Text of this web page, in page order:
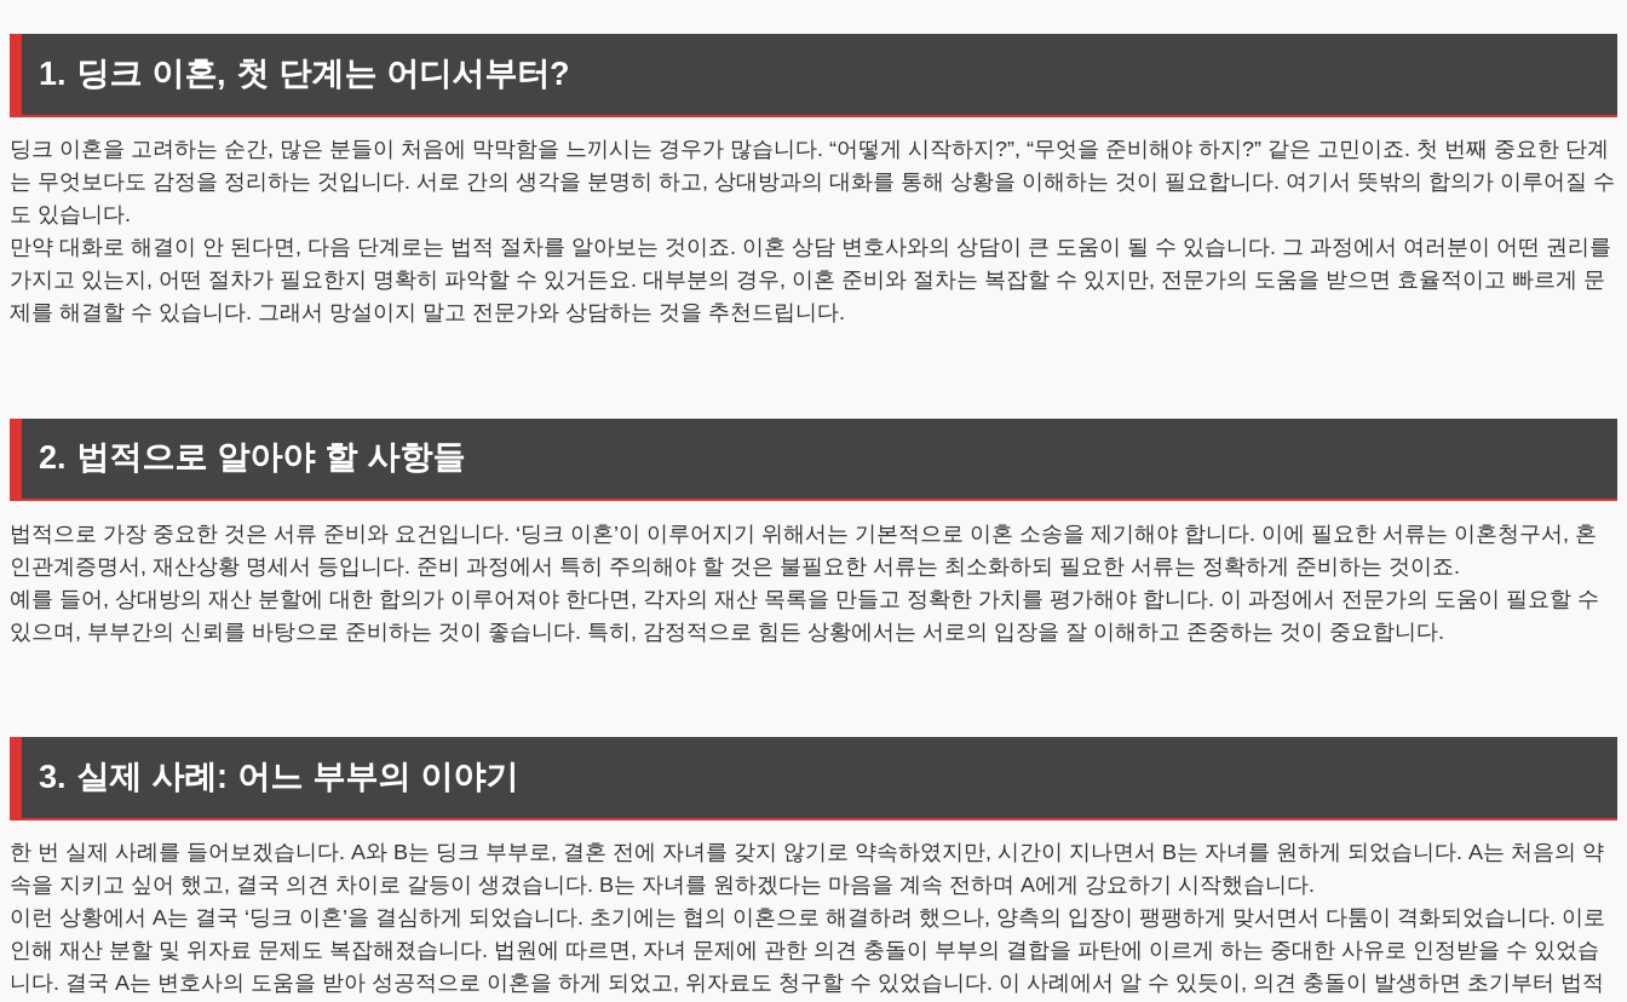
1. 딩크 이혼, 첫 단계는 어디서부터?
딩크 이혼을 고려하는 순간, 많은 분들이 처음에 막막함을 느끼시는 경우가 많습니다. “어떻게 시작하지?”, “무엇을 준비해야 하지?” 같은 고민이죠. 첫 번째 중요한 단계
는 무엇보다도 감정을 정리하는 것입니다. 서로 간의 생각을 분명히 하고, 상대방과의 대화를 통해 상황을 이해하는 것이 필요합니다. 여기서 뜻밖의 합의가 이루어질 수
도 있습니다.
만약 대화로 해결이 안 된다면, 다음 단계로는 법적 절차를 알아보는 것이죠. 이혼 상담 변호사와의 상담이 큰 도움이 될 수 있습니다. 그 과정에서 여러분이 어떤 권리를
가지고 있는지, 어떤 절차가 필요한지 명확히 파악할 수 있거든요. 대부분의 경우, 이혼 준비와 절차는 복잡할 수 있지만, 전문가의 도움을 받으면 효율적이고 빠르게 문
제를 해결할 수 있습니다. 그래서 망설이지 말고 전문가와 상담하는 것을 추천드립니다.
2. 법적으로 알아야 할 사항들
법적으로 가장 중요한 것은 서류 준비와 요건입니다. ‘딩크 이혼’이 이루어지기 위해서는 기본적으로 이혼 소송을 제기해야 합니다. 이에 필요한 서류는 이혼청구서, 혼
인관계증명서, 재산상황 명세서 등입니다. 준비 과정에서 특히 주의해야 할 것은 불필요한 서류는 최소화하되 필요한 서류는 정확하게 준비하는 것이죠.
예를 들어, 상대방의 재산 분할에 대한 합의가 이루어져야 한다면, 각자의 재산 목록을 만들고 정확한 가치를 평가해야 합니다. 이 과정에서 전문가의 도움이 필요할 수
있으며, 부부간의 신뢰를 바탕으로 준비하는 것이 좋습니다. 특히, 감정적으로 힘든 상황에서는 서로의 입장을 잘 이해하고 존중하는 것이 중요합니다.
3. 실제 사례: 어느 부부의 이야기
한 번 실제 사례를 들어보겠습니다. A와 B는 딩크 부부로, 결혼 전에 자녀를 갖지 않기로 약속하였지만, 시간이 지나면서 B는 자녀를 원하게 되었습니다. A는 처음의 약
속을 지키고 싶어 했고, 결국 의견 차이로 갈등이 생겼습니다. B는 자녀를 원하겠다는 마음을 계속 전하며 A에게 강요하기 시작했습니다.
이런 상황에서 A는 결국 ‘딩크 이혼’을 결심하게 되었습니다. 초기에는 협의 이혼으로 해결하려 했으나, 양측의 입장이 팽팽하게 맞서면서 다툼이 격화되었습니다. 이로
인해 재산 분할 및 위자료 문제도 복잡해졌습니다. 법원에 따르면, 자녀 문제에 관한 의견 충돌이 부부의 결합을 파탄에 이르게 하는 중대한 사유로 인정받을 수 있었습
니다. 결국 A는 변호사의 도움을 받아 성공적으로 이혼을 하게 되었고, 위자료도 청구할 수 있었습니다. 이 사례에서 알 수 있듯이, 의견 충돌이 발생하면 초기부터 법적